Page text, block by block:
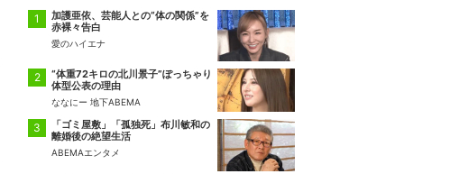
加護亜依、芸能人との“体の関係”を
赤裸々告白
愛のハイエナ
“体重72キロの北川景子”ぽっちゃり
体型公表の理由
ななにー 地下ABEMA
「ゴミ屋敷」「孤独死」布川敏和の
離婚後の絶望生活
ABEMAエンタメ